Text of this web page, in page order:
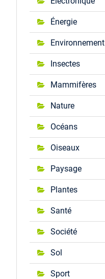
Énergie
Environnement
Insectes
Mammifères
Nature
Océans
Oiseaux
Paysage
Plantes
Santé
Société
Sol
Sport